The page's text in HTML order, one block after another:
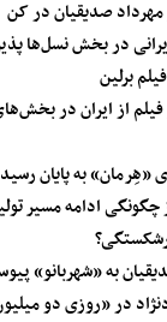
مهرداد صدیقیان در کن
در بخش نسل‌ها
برلین
از ایران در
«هِرمان» به پایان رسید
چگونگی ادامه مسیر
به «شهربانو»
در «روزی دو